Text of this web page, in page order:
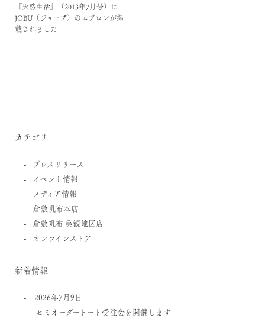
『天然生活』（2013年7月号）に
JOBU（ジョーブ）のエプロンが掲
載されました
カテゴリ
プレスリリース
イベント情報
メディア情報
倉敷帆布本店
倉敷帆布 美観地区店
オンラインストア
新着情報
2026年7月9日
セミオーダートート受注会を開催します